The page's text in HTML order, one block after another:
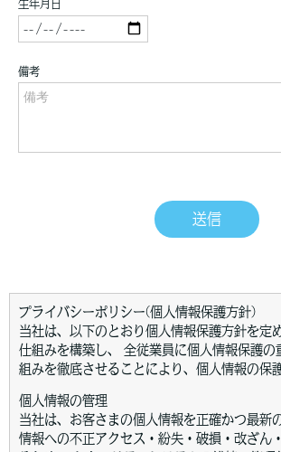
プライバシーポリシー(個人情報保護方針)
当社は、以下のとおり個人情報保護方針を定
仕組みを構築し、 全従業員に個人情報保護の
組みを徹底させることにより、個人情報の保
個人情報の管理
当社は、お客さまの個人情報を正確かつ最新
情報への不正アクセス・紛失・破損・改ざん